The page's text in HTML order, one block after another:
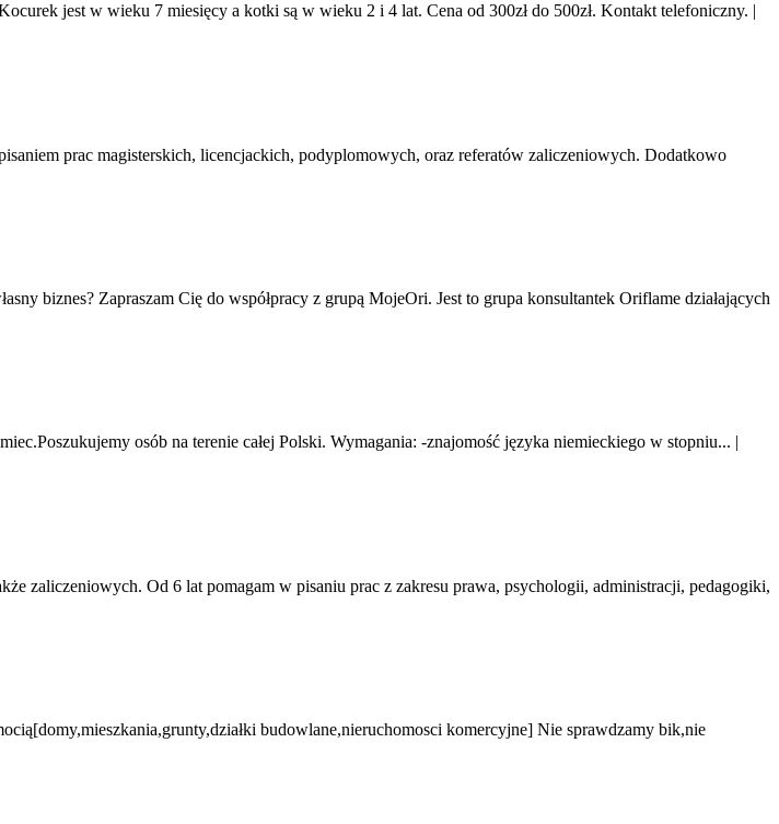
jest w wieku 7 miesięcy a kotki są w wieku 2 i 4 lat. Cena od 300zł do 500zł. Kontakt telefoniczny. |
prac magisterskich, licencjackich, podyplomowych, oraz referatów zaliczeniowych. Dodatkowo
biznes? Zapraszam Cię do współpracy z grupą MojeOri. Jest to grupa konsultantek Oriflame działających
osób na terenie całej Polski. Wymagania: -znajomość języka niemieckiego w stopniu... |
zaliczeniowych. Od 6 lat pomagam w pisaniu prac z zakresu prawa, psychologii, administracji, pedagogiki,
budowlane,nieruchomosci komercyjne] Nie sprawdzamy bik,nie